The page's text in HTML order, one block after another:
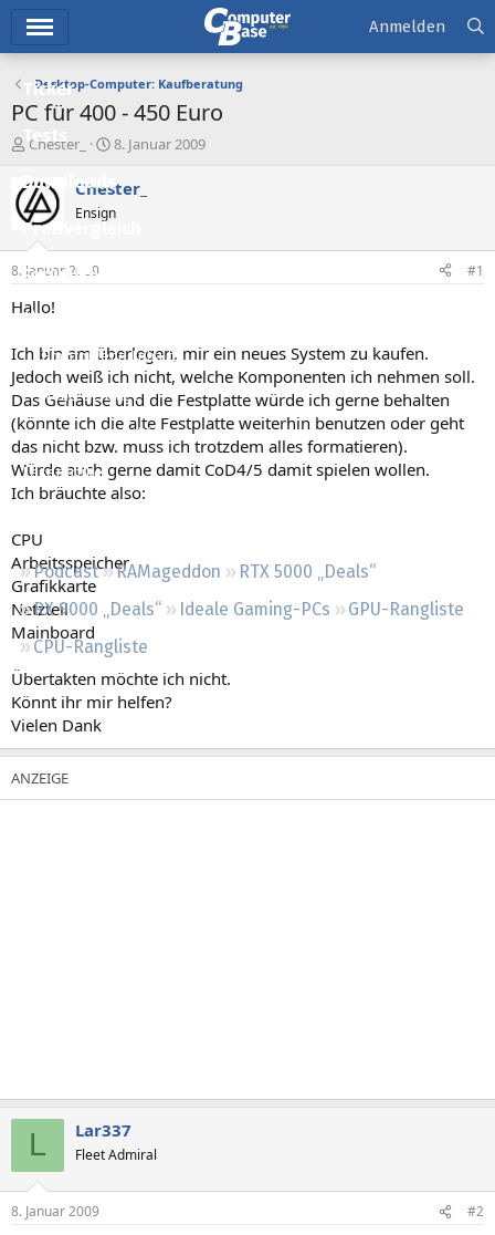
Ticker
Tests
Downloads
Preisvergleich
Forum
Aktuelles
Empfohlene Inhalte
Neue Beiträge
Neueste Aktivitäten
Leserartikel
Podcast RAMageddon
RTX 5000 „Deals“
RX 9000 „Deals“
Ideale Gaming-PCs
GPU-Rangliste
CPU-Rangliste
Anmelden
Desktop-Computer: Kaufberatung
PC für 400 - 450 Euro
E
s
t
e
e
r
Chester_
E
s
e
t
8. Januar 2009
Chester_
Ensign
8. Januar 2009 #1
Hallo!
Ich bin am überlegen, mir ein neues System zu kaufen.
Jedoch weiß ich nicht, welche Komponenten ich nehmen soll.
Das Gehäuse und die Festplatte würde ich gerne behalten
(könnte ich die alte Festplatte weiterhin benutzen oder geht
das nicht bzw. muss ich trotzdem alles formatieren).
Würde auch gerne damit CoD4/5 damit spielen wollen.
Ich bräuchte also:
CPU
Arbeitsspeicher
Grafikkarte
Netzteil
Mainboard
Übertakten möchte ich nicht.
Könnt ihr mir helfen?
Vielen Dank
L Lar337
Fleet Admiral
8. Januar 2009 #2